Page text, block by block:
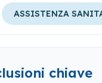
ASSISTENZA
chiave